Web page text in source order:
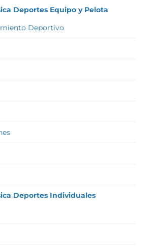
Deportes Equipo y Pelota
Deportivo
Deportes Individuales